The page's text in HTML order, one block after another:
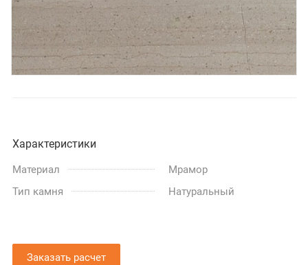
Характеристики
Материал
Мрамор
Тип камня
Натуральный
Заказать расчет